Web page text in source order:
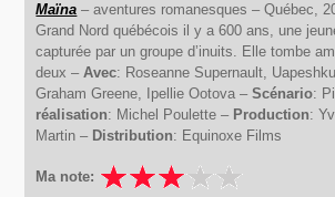
Maïna – aventures romanesques – Québec,
Grand Nord québécois il y a 600 ans, une
capturée par un groupe d’inuits. Elle tombe
deux –Avec: Roseanne Supernault,
Graham Greene, Ipellie Ootova –Scénario:
réalisation: Michel Poulette – Production:
Martin – Distribution: Equinoxe Films
Ma note: